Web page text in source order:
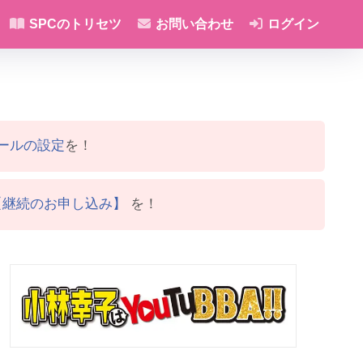
SPCのトリセツ お問い合わせ ログイン
ルの設定 を！
続のお申し込み】 を！